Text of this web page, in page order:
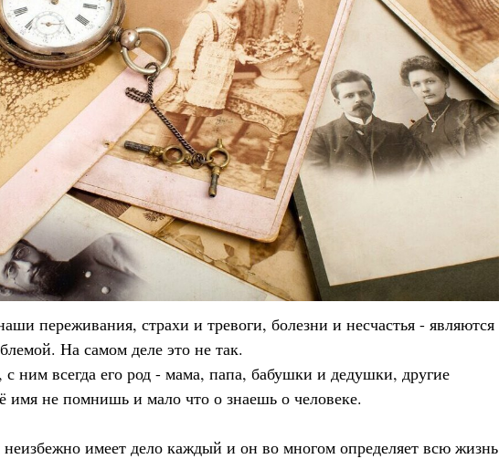
переживания, страхи и тревоги, болезни и несчастья - являются
На самом деле это не так.
с ним всегда его род - мама, папа, бабушки и дедушки, другие
имя не помнишь и мало что о знаешь о человеке.
имеет дело каждый и он во многом определяет всю жизнь